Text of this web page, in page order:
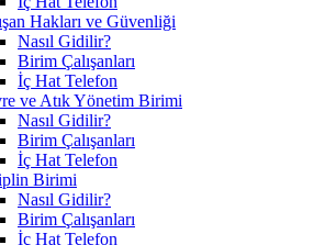
Hakları ve Güvenliği
Nasıl Gidilir?
Birim Çalışanları
İç Hat Telefon
ve Atık Yönetim Birimi
Nasıl Gidilir?
Birim Çalışanları
İç Hat Telefon
Birimi
Nasıl Gidilir?
Birim Çalışanları
İç Hat Telefon